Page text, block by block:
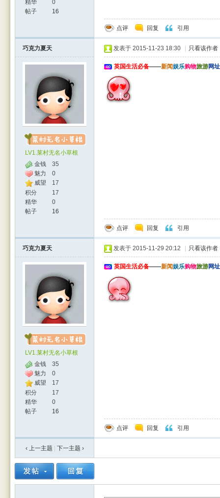
精华
0
帖子
16
点评 回复 引用
巧克力夏天
LV1.莱村无名小草根
金钱
35
魅力
0
威望
17
积分
17
精华
0
帖子
16
发表于 2015-11-23 18:30 只看该作者
英国生活必备——新闻娱乐购物旅游网
点评 回复 引用
巧克力夏天
LV1.莱村无名小草根
金钱
35
魅力
0
威望
17
积分
17
精华
0
帖子
16
发表于 2015-11-29 20:12 只看该作者
英国生活必备——新闻娱乐购物旅游网
点评 回复 引用
‹ 上一主题 下一主题 ›